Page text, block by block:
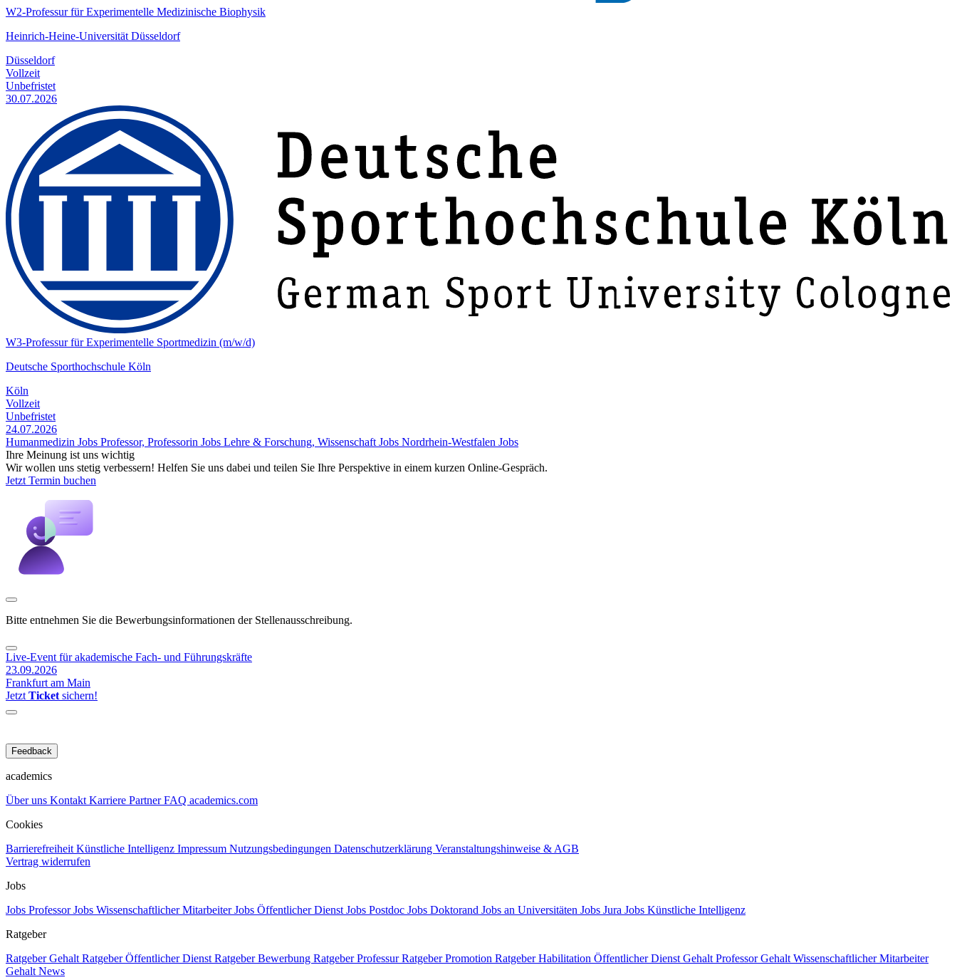
W2-Professur für Experimentelle Medizinische Biophysik
Heinrich-Heine-Universität Düsseldorf
Düsseldorf
Vollzeit
Unbefristet
30.07.2026
W3-Professur für Experimentelle Sportmedizin (m/w/d)
Deutsche Sporthochschule Köln
Köln
Vollzeit
Unbefristet
24.07.2026
Humanmedizin Jobs Professor, Professorin Jobs Lehre & Forschung, Wissenschaft Jobs Nordrhein-Westfalen Jobs
Ihre Meinung ist uns wichtig
Wir wollen uns stetig verbessern! Helfen Sie uns dabei und teilen Sie Ihre Perspektive in einem kurzen Online-Gespräch.
Jetzt Termin buchen
Bitte entnehmen Sie die Bewerbungsinformationen der Stellenausschreibung.
Live-Event für akademische Fach- und Führungskräfte
23.09.2026
Frankfurt am Main
Jetzt Ticket sichern!
Feedback
academics
Über uns Kontakt Karriere PartnerFAQ academics.com
Cookies
Barrierefreiheit Künstliche Intelligenz Impressum Nutzungsbedingungen Datenschutzerklärung Veranstaltungshinweise & AGB
Vertrag widerrufen
Jobs
Jobs ProfessorJobs Wissenschaftlicher MitarbeiterJobs Öffentlicher Dienst Jobs Postdoc Jobs Doktorand Jobs an Universitäten Jobs Jura Jobs Künstliche Intelligenz
Ratgeber
Ratgeber Gehalt Ratgeber Öffentlicher Dienst Ratgeber Bewerbung Ratgeber ProfessurRatgeber Promotion Ratgeber Habilitation Öffentlicher Dienst Gehalt Professor Gehalt Wissenschaftlicher Mitarbeiter
Gehalt News